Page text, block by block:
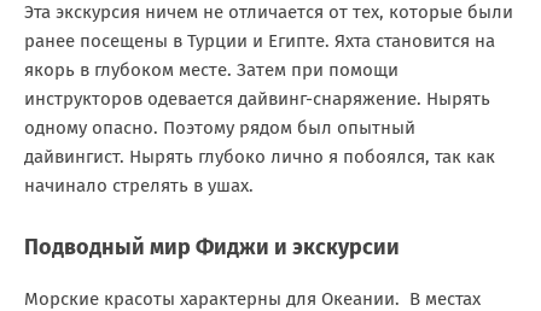
Эта экскурсия ничем не отличается от тех, которые были
ранее посещены в Турции и Египте. Яхта становится на
якорь в глубоком месте. Затем при помощи
инструкторов одевается дайвинг-снаряжение. Нырять
одному опасно. Поэтому рядом был опытный
дайвингист. Нырять глубоко лично я побоялся, так как
начинало стрелять в ушах.
Подводный мир Фиджи и экскурсии
Морские красоты характерны для Океании. В местах